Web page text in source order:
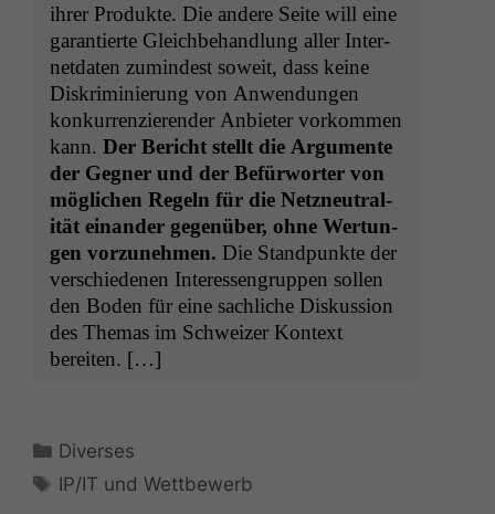
ihrer Pro­duk­te. Die andere Seite will eine
garantierte Gle­ich­be­hand­lung aller Inter­
net­dat­en zumin­d­est soweit, dass keine
Diskri­m­inierung von Anwen­dun­gen
konkur­ren­zieren­der Anbi­eter vorkom­men
kann. Der Bericht stellt die Argu­mente
der Geg­n­er und der Befür­worter von
möglichen Regeln für die Net­zneu­tral­
ität einan­der gegenüber, ohne Wer­tun­
gen vorzunehmen. Die Stand­punk­te der
ver­schiede­nen Inter­es­sen­grup­pen sollen
den Boden für eine sach­liche Diskus­sion
des The­mas im Schweiz­er Kon­text
bereiten. […]
Kategorien
Diverses
Schlagwörter
IP/IT und Wettbewerb